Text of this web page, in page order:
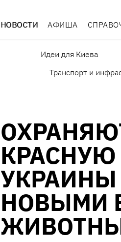
НОВОСТИ АФИША
Идеи для Киева
Транспорт и
КРАСНУЮ
НОВЫМИ